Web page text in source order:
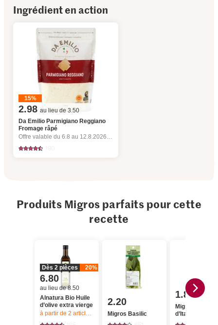
Ingrédient en action
15%
2.98 au lieu de 3.50
Da Emilio Parmigiano Reggiano
Fromage râpé
Offre valable du 6.8 au 12.8.2026, jusqu’à épuisement du stock.
Produits Migros parfaits pour cette
recette
Dès 2 pièces 20%
6.80
au lieu de 8.50
Alnatura Bio Huile
d’olive extra vierge
à partir de 2 articles, Offre valable du 6.8 au 12.8.2026, jusqu’à
2.20
Migros Basilic
1.80
Migros Risotto
d’Italia